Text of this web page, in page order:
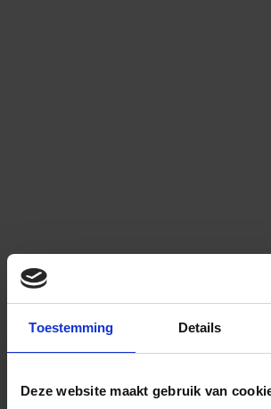
Toestemming Details
Deze website maakt gebruik van